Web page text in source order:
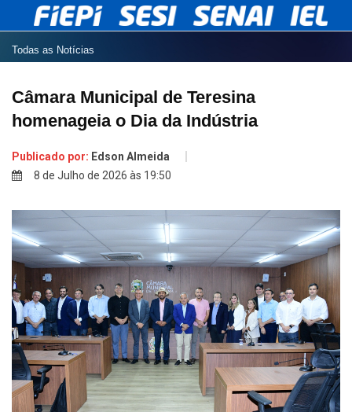
Todas as Notícias
Câmara Municipal de Teresina
homenageia o Dia da Indústria
Publicado por: Edson Almeida
8 de Julho de 2026 às 19:50